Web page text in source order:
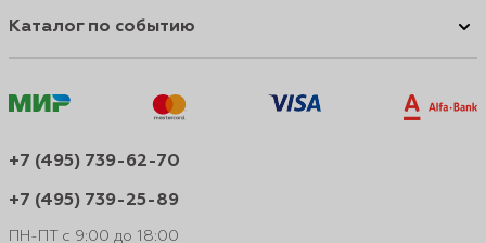
Каталог по событию
+7 (495) 739-62-70
+7 (495) 739-25-89
ПН-ПТ с 9:00 до 18:00